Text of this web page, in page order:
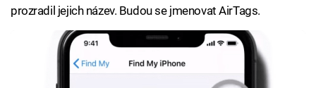
prozradil jejich název. Budou se jmenovat AirTags.